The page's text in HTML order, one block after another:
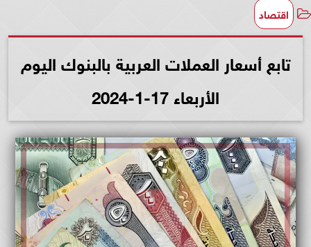
اقتصاد
تابع أسعار العملات العربية بالبنوك اليوم
الأربعاء 17-1-2024